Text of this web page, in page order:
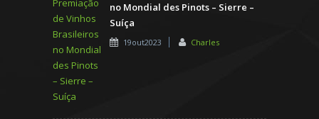
no Mondial des Pinots – Sierre –
Suíça
19out2023 Charles